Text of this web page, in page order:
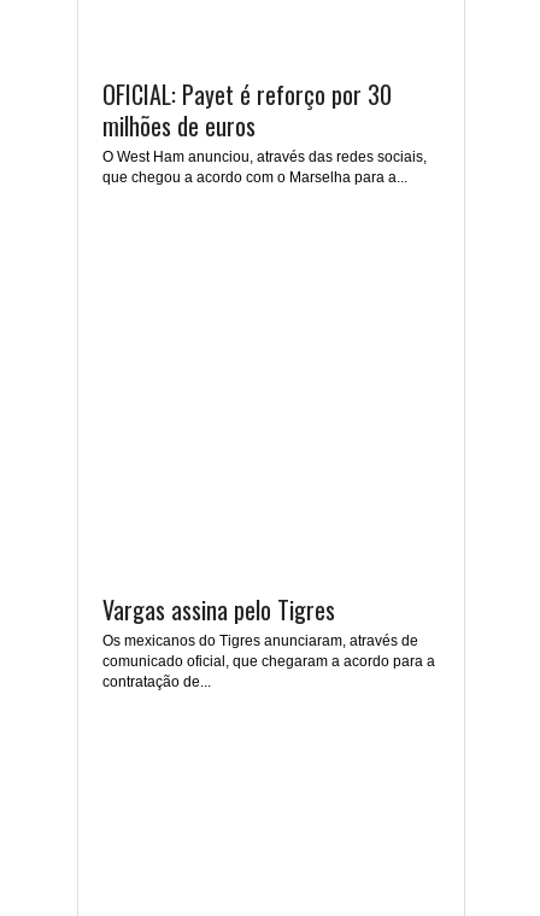
OFICIAL: Payet é reforço por 30
milhões de euros
O West Ham anunciou, através das redes sociais,
que chegou a acordo com o Marselha para a...
Vargas assina pelo Tigres
Os mexicanos do Tigres anunciaram, através de
comunicado oficial, que chegaram a acordo para a
contratação de...